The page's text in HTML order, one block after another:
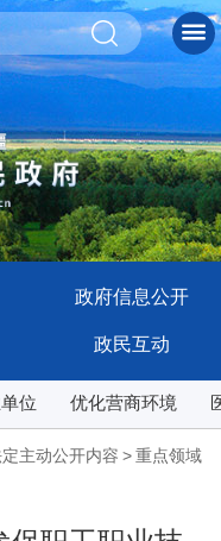
政府信息公开
政民互动
位 优化营商环境
主动公开内容 >重点领域